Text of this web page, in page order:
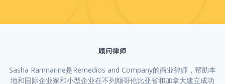
顾问律师
Sasha Ramnarine是Remedios and Company的商业律师，帮助本
地和国际企业家和小型企业在不列颠哥伦比亚省和加拿大建立成功